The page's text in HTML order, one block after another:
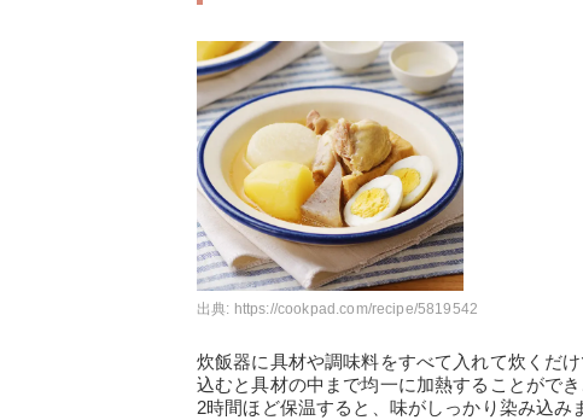
出典: https://cookpad.com/recipe/5819542
炊飯器に具材や調味料をすべて入れて炊くだ
込むと具材の中まで均一に加熱することがで
2時間ほど保温すると、味がしっかり染み込